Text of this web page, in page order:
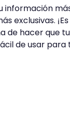
información
exclusivas.
de hacer que
de usar para